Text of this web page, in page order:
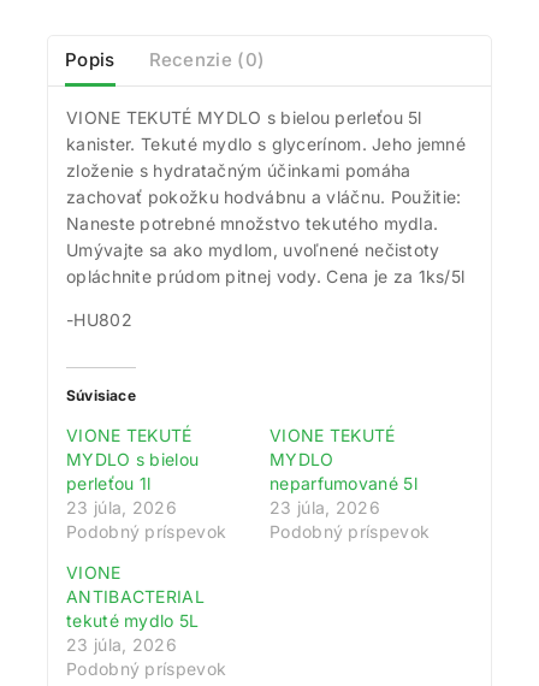
Popis Recenzie (0)
VIONE TEKUTÉ MYDLO s bielou perleťou 5l
kanister. Tekuté mydlo s glycerínom. Jeho jemné
zloženie s hydratačným účinkami pomáha
zachovať pokožku hodvábnu a vláčnu. Použitie:
Naneste potrebné množstvo tekutého mydla.
Umývajte sa ako mydlom, uvoľnené nečistoty
opláchnite prúdom pitnej vody. Cena je za 1ks/5l
-HU802
Súvisiace
VIONE TEKUTÉ
MYDLO s bielou
perleťou 1l
23 júla, 2026
Podobný príspevok
VIONE TEKUTÉ
MYDLO
neparfumované 5l
23 júla, 2026
Podobný príspevok
VIONE
ANTIBACTERIAL
tekuté mydlo 5L
23 júla, 2026
Podobný príspevok